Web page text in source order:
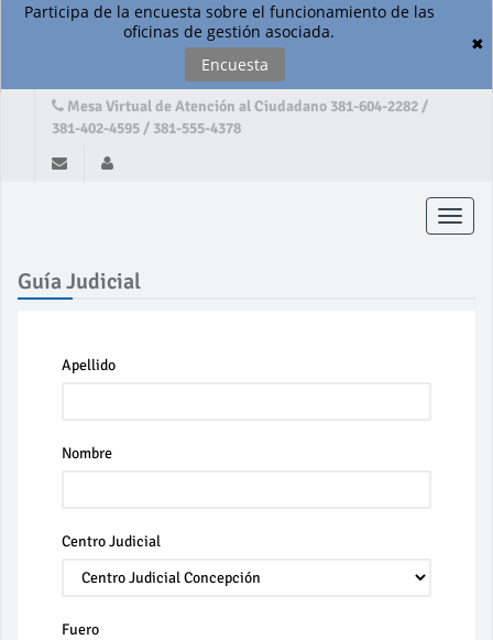
Participa de la encuesta sobre el funcionamiento de las
oficinas de gestión asociada.
Encuesta
✖
Mesa Virtual de Atención al Ciudadano 381-604-2282 /
381-402-4595 / 381-555-4378
Toggle
Guía Judicial
Apellido
Nombre
Centro Judicial
Fuero